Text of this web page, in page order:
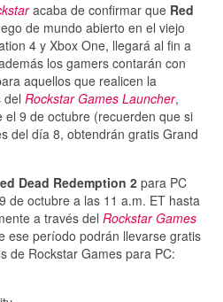
acaba de confirmar que Red
de mundo abierto en el viejo
4 y Xbox One, llegará al fin a
los gamers contarán con
aquellos que realicen la
del Rockstar Games Launcher,
9 de octubre (recuerden que si
del día 8, obtendrán gratis Grand
Dead Redemption 2 para PC
de octubre a las 11 a.m. ET hasta
a través del Rockstar Games
ese período podrán llevarse gratis
de Rockstar Games para PC: